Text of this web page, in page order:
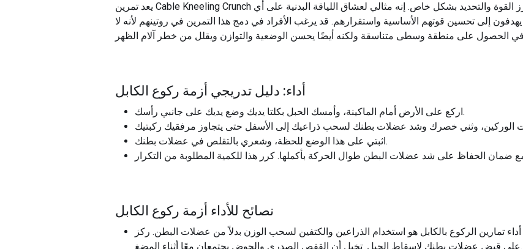
يعد تمرين Cable Kneeling Crunch تمرينًا أساسيًا يستهدف عضلات البطن، ويعزز القوة والتحديد بشكل خاص. إنه مثالي لعشاق اللياقة البدنية على أي
إلى تحسين قوتهم الأساسية واستقرارهم. قد يرغب الأفراد في دمج هذا التمرين في روتينهم لأنه لا
أداء: دليل تدريجي أزمة ركوع الكابل
اركع على الأرض أمام الماكينة، وأمسك الحبل بكلتا يديك وضع يديك على جانبي رأسك.
اثبتي على هذا الوضع للحظة، وشعري بالتقلص في عضلات بطنك.
نصائح للأداء أزمة ركوع الكابل
تمارين الركوع بالكابل هو استخدام الذراعين والكتفين لسحب الوزن بدلاً من عضلات البطن. ركز
على قبض عضلات بطنك لإسقاط الحبل. تخيل أن القفص الصدري والحوض يجتمعان معًا أثناء المضغ.